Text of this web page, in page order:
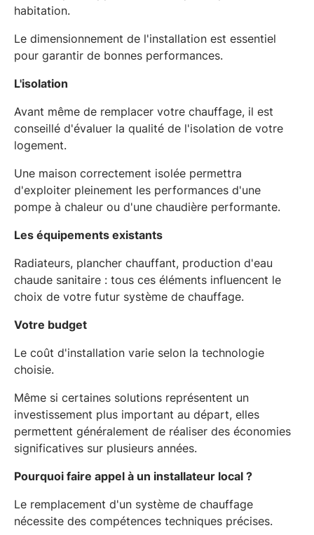
habitation.
Le dimensionnement de l'installation est essentiel
pour garantir de bonnes performances.
L'isolation
Avant même de remplacer votre chauffage, il est
conseillé d'évaluer la qualité de l'isolation de votre
logement.
Une maison correctement isolée permettra
d'exploiter pleinement les performances d'une
pompe à chaleur ou d'une chaudière performante.
Les équipements existants
Radiateurs, plancher chauffant, production d'eau
chaude sanitaire : tous ces éléments influencent le
choix de votre futur système de chauffage.
Votre budget
Le coût d'installation varie selon la technologie
choisie.
Même si certaines solutions représentent un
investissement plus important au départ, elles
permettent généralement de réaliser des économies
significatives sur plusieurs années.
Pourquoi faire appel à un installateur local ?
Le remplacement d'un système de chauffage
nécessite des compétences techniques précises.